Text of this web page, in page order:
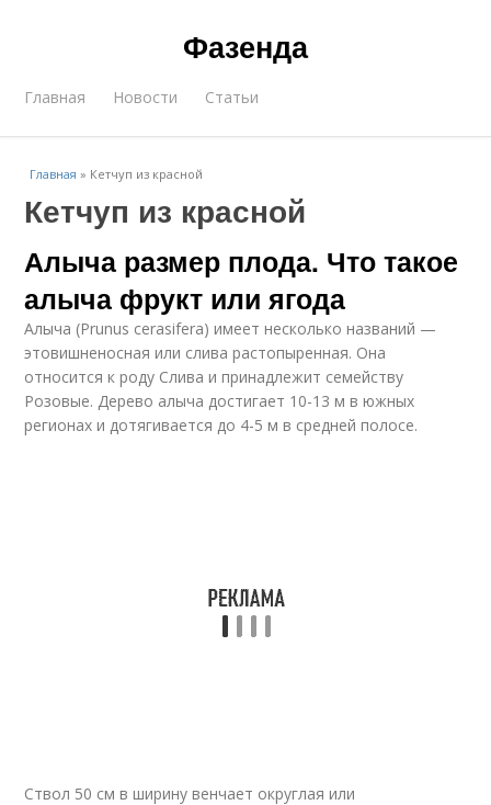
Фазенда
Главная Новости Статьи
Главная » Кетчуп из красной
Кетчуп из красной
Алыча размер плода. Что такое
алыча фрукт или ягода
Алыча (Prunus cerasifera) имеет несколько названий —
этовишненосная или слива растопыренная. Она
относится к роду Слива и принадлежит семейству
Розовые. Дерево алыча достигает 10-13 м в южных
регионах и дотягивается до 4-5 м в средней полосе.
Ствол 50 см в ширину венчает округлая или